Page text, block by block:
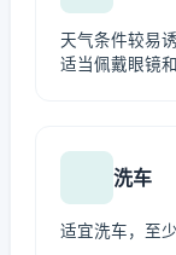
天气条件较易
适当佩戴眼镜和
洗车
适宜洗车，至